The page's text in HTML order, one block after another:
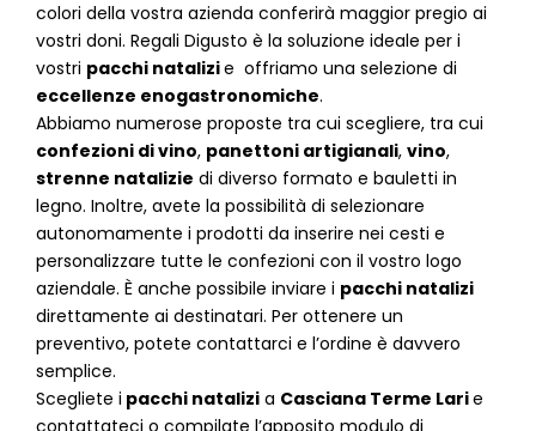
colori della vostra azienda conferirà maggior pregio ai
vostri doni. Regali Digusto è la soluzione ideale per i
vostri pacchi natalizie offriamo una selezione di
eccellenze enogastronomiche.
Abbiamo numerose proposte tra cui scegliere, tra cui
confezioni di vino, panettoni artigianali, vino,
strenne natalizie di diverso formato e bauletti in
legno. Inoltre, avete la possibilità di selezionare
autonomamente i prodotti da inserire nei cesti e
personalizzare tutte le confezioni con il vostro logo
aziendale. È anche possibile inviare i pacchi natalizi
direttamente ai destinatari. Per ottenere un
preventivo, potete contattarci e l’ordine è davvero
semplice.
Scegliete i pacchi natalizi a Casciana Terme Larie
contattateci o compilate l’apposito modulo di